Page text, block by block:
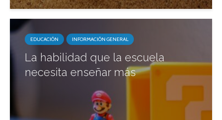
EDUCACIÓN INFORMACIÓN GENERAL
La habilidad que la escuela
necesita enseñar más